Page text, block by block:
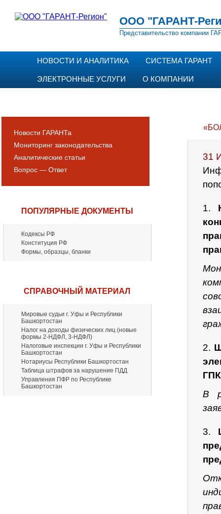
ООО "ГАРАНТ-
Представительство компании
НОВОСТИ И АНАЛИТИКА СИСТЕМА ГАРАНТ
ЭЛЕКТРОННЫЕ УСЛУГИ О КОМПАНИИ
Новости ГАРАНТа
Мониторинг законодательства
Аналитические статьи
Вопрос — Ответ
ПОПУЛЯРНЫЕ ДОКУМЕНТЫ
Кодексы РФ
Конституция РФ
Формы, образцы, бланки
СПРАВОЧНЫЙ МАТЕРИАЛ
Мировые судьи г. Уфы и Республики
Башкортостан
Налог на доходы физических лиц (новые
формы 2-НДФЛ, 3-НДФЛ)
Налоговые инспекции г. Уфы и Республики
Башкортостан
Нотариусы Республики Башкортостан
Таблица штрафов за нарушение ПДД
Управления ПФР по Республике
Башкортостан
31
1.
2.
В
3.